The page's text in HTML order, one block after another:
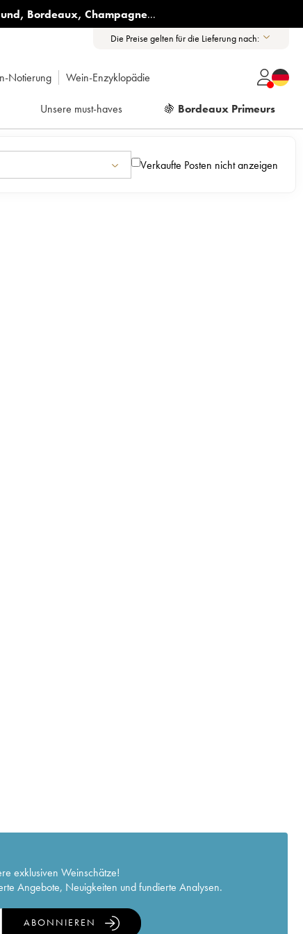
, Bordeaux, Champagne...
Die Preise gelten für die Lieferung nach:
Notierung Wein-Enzyklopädie
Unsere must-haves 🍇 Bordeaux Primeurs
Verkaufte Posten nicht anzeigen
exklusiven Weinschätze!
Angebote, Neuigkeiten und fundierte Analysen.
ABONNIEREN